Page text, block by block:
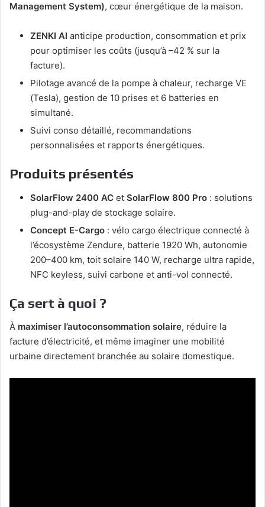
Management System), cœur énergétique de la maison.
ZENKI AI anticipe production, consommation et prix
pour optimiser les coûts (jusqu’à –42 % sur la
facture).
Pilotage avancé de la pompe à chaleur, recharge VE
(Tesla), gestion de 10 prises et 6 batteries en
simultané.
Suivi conso détaillé, recommandations
personnalisées et rapports énergétiques.
Produits présentés
SolarFlow 2400 AC et SolarFlow 800 Pro : solutions
plug-and-play de stockage solaire.
Concept E-Cargo : vélo cargo électrique connecté à
l’écosystème Zendure, batterie 1920 Wh, autonomie
200–400 km, toit solaire 140 W, recharge ultra rapide,
NFC keyless, suivi carbone et anti-vol connecté.
Ça sert à quoi ?
À maximiser l’autoconsommation solaire, réduire la
facture d’électricité, et même imaginer une mobilité
urbaine directement branchée au solaire domestique.